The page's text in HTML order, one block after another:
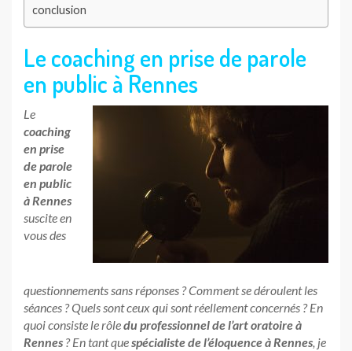
conclusion
Le coaching en prise de parole
en public à Rennes
Le
coaching
en prise
de parole
en public
à Rennes
suscite en
vous des
questionnements sans réponses ? Comment se déroulent les
séances ? Quels sont ceux qui sont réellement concernés ? En
quoi consiste le rôledu professionnel de l’art oratoire à
Rennes ? En tant quespécialiste de l’éloquence à Rennes, je